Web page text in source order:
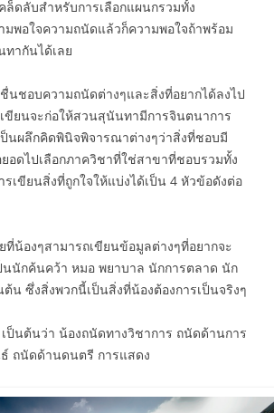
ล็ดลับสำหรับการเลือกแผนกรวมทั้ง
พอใจความถนัดแล้วก็ความพอใจถ้าพร้อม
ากันได้เลย
นชอบความถนัดต่างๆและสิ่งที่อยากได้ลงไป
ขียนจะก่อให้สวนสุนันทามีการจินตนาการ
ป็นผลึกคิดพินิจพิจารณาต่างๆว่าสิ่งที่ชอบมี
อดไปเลือกภาควิชาที่ใช่สาขาที่ชอบรวมทั้ง
เขียนสิ่งที่ถูกใจให้แบ่งได้เป็น 4 หัวข้อดังต่อ
ที่น้องๆสามารถเขียนข้อมูลต่างๆที่อยากจะ
นนักค้นคว้า หมอ พยาบาล นักการตลาด นัก
น ซึ่งสิ่งพวกนี้เป็นสิ่งที่น้องต้องการเป็นจริงๆ
ป็นต้นว่า น้องถนัดทางวิชาการ ถนัดด้านการ
ถนัดด้านดนตรี การแสดง